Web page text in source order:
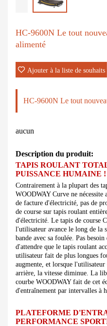
HC-9600N Le tout
alimenté
Ajouter à la liste de souhaits
HC-9600N Le tout
aucun
Description du produit:
TAPIS ROULANT
PUISSANCE HUMAINE !
Contrairement à la plupart des
WOODWAY Curve ne nécessite
de facture d'électricité, pas de
de course sur tapis roulant
d'électricité. Le tapis de course
l'utilisateur avance le long de la
bande avec sa foulée. Pas
d'attendre que le tapis roulant
utilisateur fait de plus longues
augmente, et lorsque
arrière, la vitesse diminue. La
courbe WOODWAY fait de cet
d'entraînement par intervalles à
PLATEFORME
PERFORMANCE